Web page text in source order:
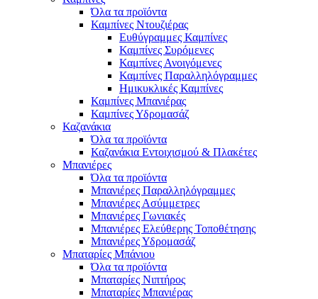
Όλα τα προϊόντα
Καμπίνες Ντουζιέρας
Ευθύγραμμες Καμπίνες
Καμπίνες Συρόμενες
Καμπίνες Ανοιγόμενες
Καμπίνες Παραλληλόγραμμες
Ημικυκλικές Καμπίνες
Καμπίνες Μπανιέρας
Καμπίνες Υδρομασάζ
Καζανάκια
Όλα τα προϊόντα
Καζανάκια Εντοιχισμού & Πλακέτες
Μπανιέρες
Όλα τα προϊόντα
Μπανιέρες Παραλληλόγραμμες
Μπανιέρες Ασύμμετρες
Μπανιέρες Γωνιακές
Μπανιέρες Ελεύθερης Τοποθέτησης
Μπανιέρες Υδρομασάζ
Μπαταρίες Μπάνιου
Όλα τα προϊόντα
Μπαταρίες Νιπτήρος
Μπαταρίες Μπανιέρας